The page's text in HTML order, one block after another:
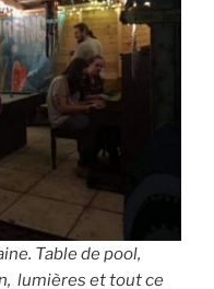
Table de pool,
lumières et tout ce